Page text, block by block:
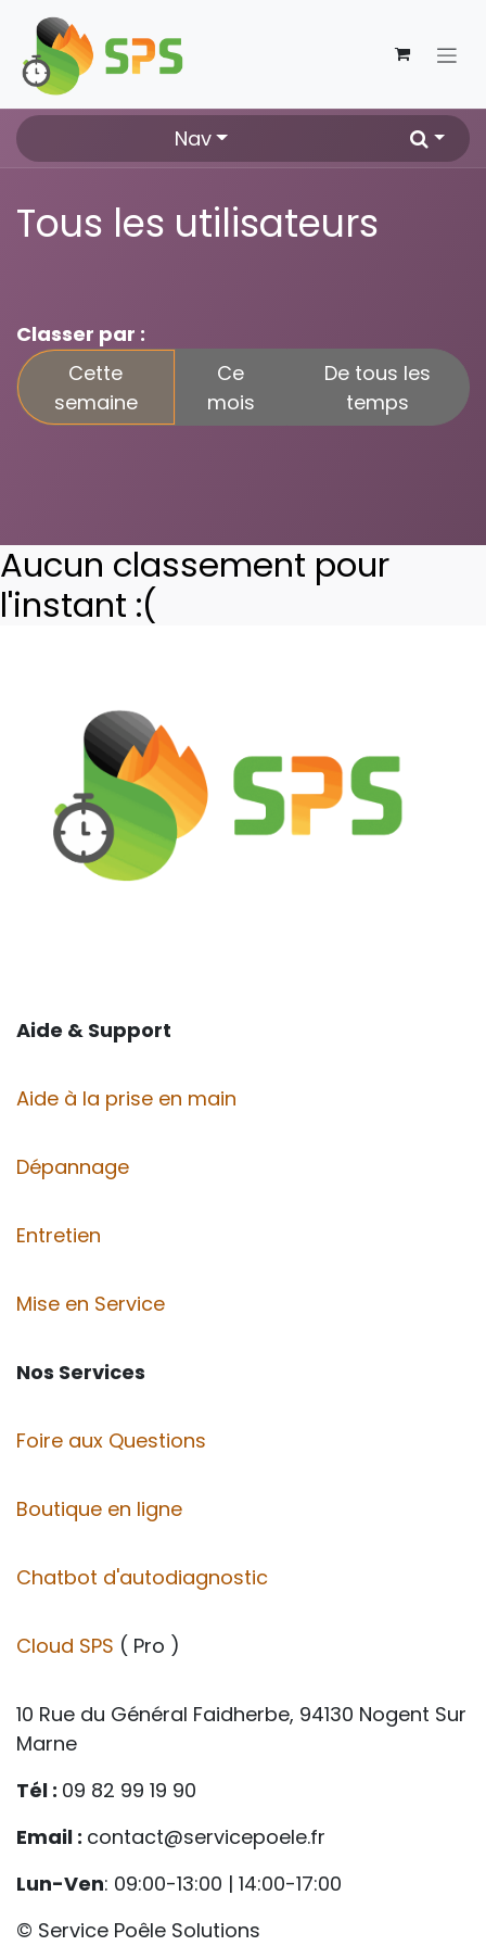
Se rendre au contenu
Nav
Tous les utilisateurs
Classer par :
Cette
semaine
Ce
mois
De tous les
temps
Aucun classement pour
l'instant :(
Aide & Support
Aide à la prise en main
Dépannage
Entretien
Mise en Service
Nos Services
Foire aux Questions
Boutique en ligne
Chatbot d'autodiagnostic
Cloud SPS ( Pro )
10 Rue du Général Faidherbe, 94130 Nogent Sur
Marne
Tél : 09 82 99 19 90
Email : contact@servicepoele.fr
Lun-Ven: 09:00-13:00 | 14:00-17:00
© Service Poêle Solutions